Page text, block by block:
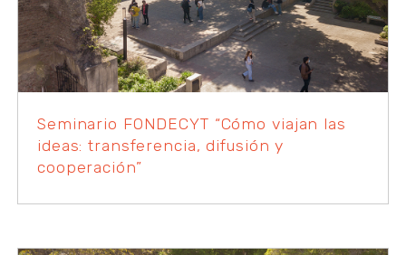
Seminario FONDECYT “Cómo viajan las
ideas: transferencia, difusión y
cooperación”